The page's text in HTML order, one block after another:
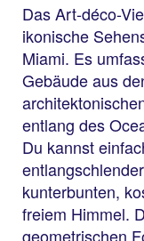
Das Art-déco-
ikonische
Miami. Es
Gebäude aus
entlang des
Du kannst
kunterbunten,
freiem Himmel.
geometrischen